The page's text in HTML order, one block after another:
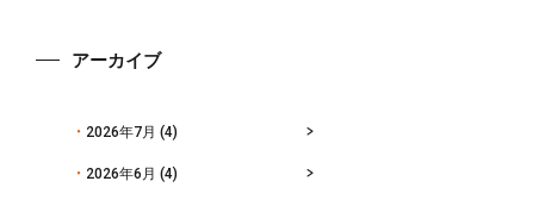
アーカイブ
2026年7月 (4)
2026年6月 (4)